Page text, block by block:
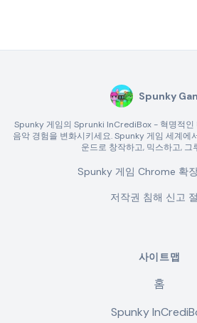
Spunky
Spunky 게임의 Sprunki InCrediBox - 혁명적인
음악 경험을 변화시키세요. Spunky 게임 세계에
운드로 창작하고, 믹스하고, 그
Spunky 게임 Chrome 확
저작권 침해 신고
사이트맵
홈
Spunky